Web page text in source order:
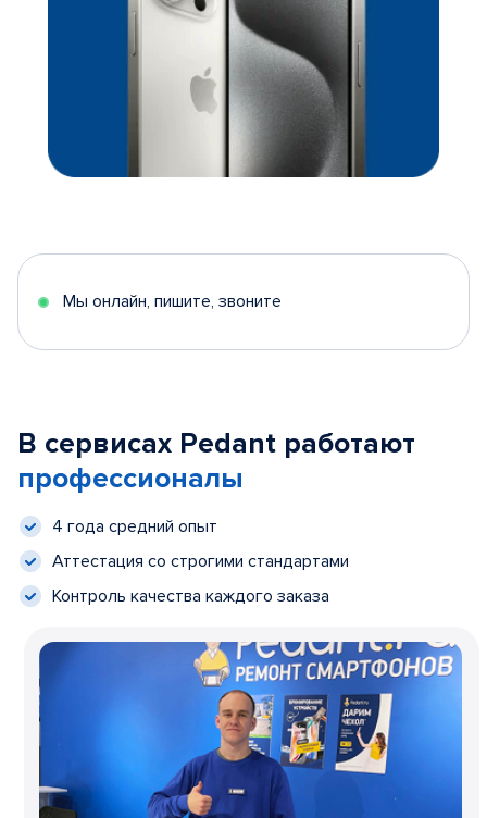
Мы онлайн, пишите, звоните
В сервисах Pedant работают
профессионалы
4 года средний опыт
Аттестация со строгими стандартами
Контроль качества каждого заказа